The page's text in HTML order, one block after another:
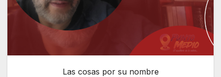
Las cosas por su nombre